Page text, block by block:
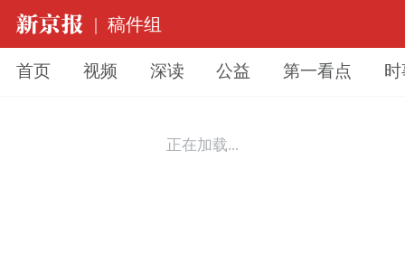
| 稿件组
首页 视频 深读 公益 第一看点
正在加载...